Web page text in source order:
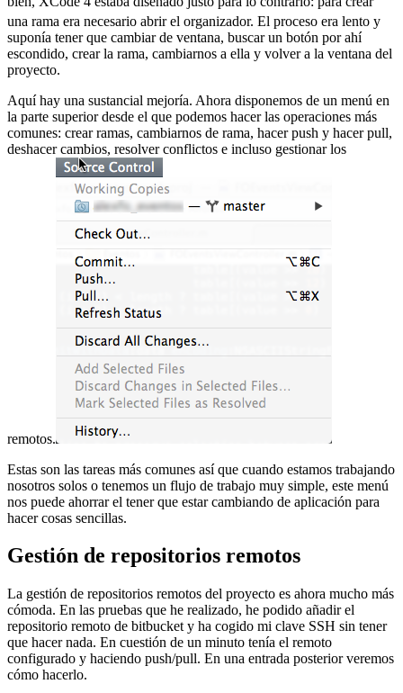
una rama era necesario abrir el organizador. El proceso era lento y
suponía tener que cambiar de ventana, buscar un botón por ahí
escondido, crear la rama, cambiarnos a ella y volver a la ventana del
proyecto.
Aquí hay una sustancial mejoría. Ahora disponemos de un menú en
la parte superior desde el que podemos hacer las operaciones más
comunes: crear ramas, cambiarnos de rama, hacer push y hacer pull,
deshacer cambios, resolver conflictos e incluso gestionar los
remotos.
Estas son las tareas más comunes así que cuando estamos trabajando
nosotros solos o tenemos un flujo de trabajo muy simple, este menú
nos puede ahorrar el tener que estar cambiando de aplicación para
hacer cosas sencillas.
Gestión de repositorios remotos
La gestión de repositorios remotos del proyecto es ahora mucho más
cómoda. En las pruebas que he realizado, he podido añadir el
repositorio remoto de bitbucket y ha cogido mi clave SSH sin tener
que hacer nada. En cuestión de un minuto tenía el remoto
configurado y haciendo push/pull. En una entrada posterior veremos
cómo hacerlo.